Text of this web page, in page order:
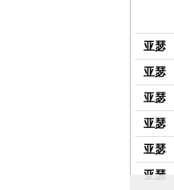
亚瑟
亚瑟
亚瑟
亚瑟
亚瑟
亚瑟